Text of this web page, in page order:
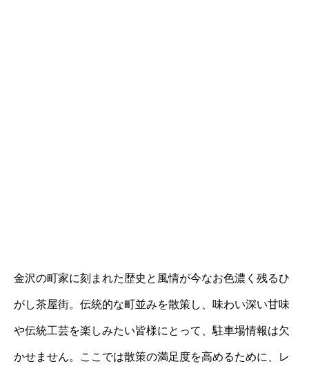
金沢の町家に刻まれた歴史と風情が今なお色濃く残るひ
がし茶屋街。伝統的な町並みを散策し、味わい深い甘味
や伝統工芸を楽しみたい皆様にとって、駐車場情報は欠
かせません。ここでは散策の満足度を高めるために、レ